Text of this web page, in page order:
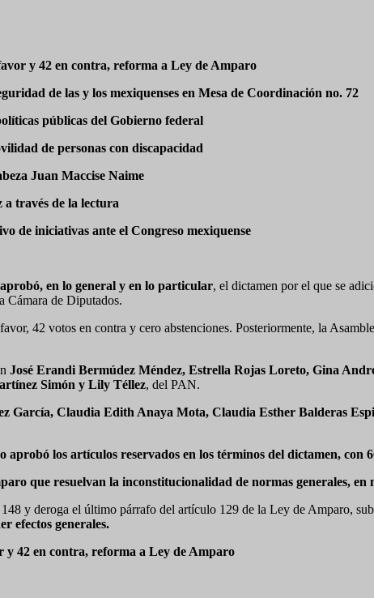
y 42 en contra, reforma a Ley de Amparo
de las y los mexiquenses en Mesa de Coordinación no. 72
públicas del Gobierno federal
de personas con discapacidad
Juan Maccise Naime
través de la lectura
de iniciativas ante el Congreso mexiquense
en lo general y en lo particular, el dictamen por el que se
Cámara de Diputados.
42 votos en contra y cero abstenciones. Posteriormente, la
José Erandi Bermúdez Méndez, Estrella Rojas Loreto, Gina
Simón y Lily Téllez, del PAN.
García, Claudia Edith Anaya Mota, Claudia Esther Balderas
aprobó los artículos reservados en los términos del dictamen, con
que resuelvan la inconstitucionalidad de normas generales, en
y deroga el último párrafo del artículo 129 de la Ley de Amparo,
efectos generales.
y 42 en contra, reforma a Ley de Amparo